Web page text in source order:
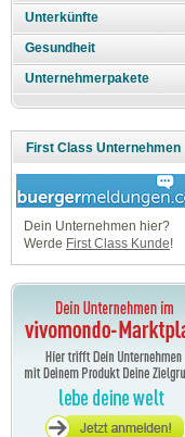
Unterkünfte
Gesundheit
Unternehmerpakete
First Class Unternehmen
Dein Unternehmen hier?
Werde First Class Kunde!